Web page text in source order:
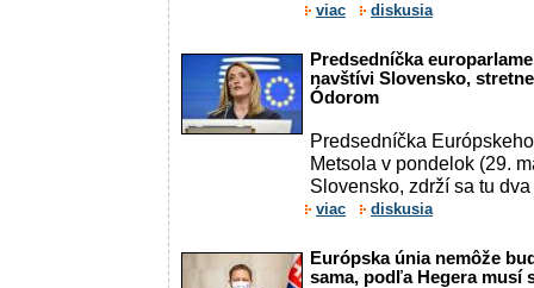
viac diskusia
Predsedníčka
navštívi Slovensko,
Ódorom
Predsedníčka
Metsola v pondelok (29.
Slovensko, zdrží sa tu dva
viac diskusia
Európska únia nemôže
sama, podľa Hegera musí